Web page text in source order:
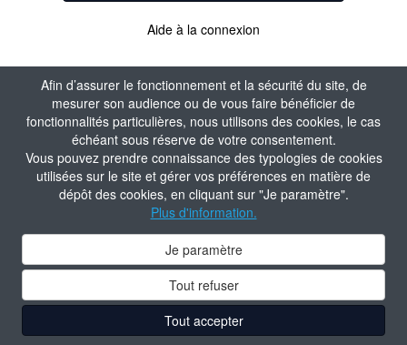
Afin d’assurer le fonctionnement et la sécurité du site, de
mesurer son audience ou de vous faire bénéficier de
fonctionnalités particulières, nous utilisons des cookies, le cas
échéant sous réserve de votre consentement.
Vous pouvez prendre connaissance des typologies de cookies
utilisées sur le site et gérer vos préférences en matière de
dépôt des cookies, en cliquant sur "Je paramètre".
Plus d'information.
Je paramètre
Tout refuser
Tout accepter
Aide à la connexion